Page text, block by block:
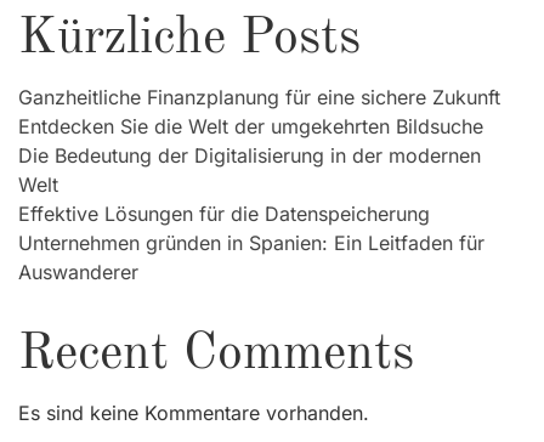
Kürzliche Posts
Ganzheitliche Finanzplanung für eine sichere Zukunft
Entdecken Sie die Welt der umgekehrten Bildsuche
Die Bedeutung der Digitalisierung in der modernen
Welt
Effektive Lösungen für die Datenspeicherung
Unternehmen gründen in Spanien: Ein Leitfaden für
Auswanderer
Recent Comments
Es sind keine Kommentare vorhanden.